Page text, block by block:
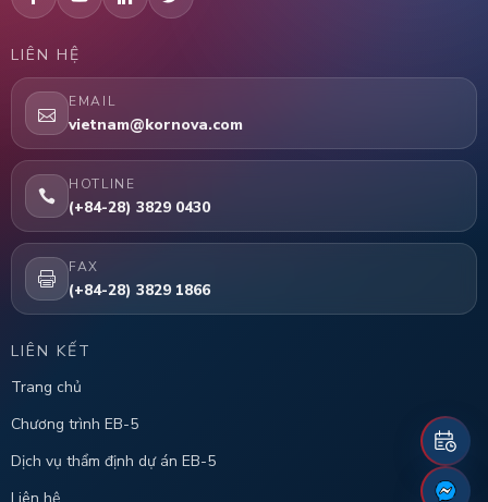
LIÊN HỆ
EMAIL
vietnam@kornova.com
HOTLINE
(+84-28) 3829 0430
FAX
(+84-28) 3829 1866
LIÊN KẾT
Trang chủ
Chương trình EB-5
Dịch vụ thẩm định dự án EB-5